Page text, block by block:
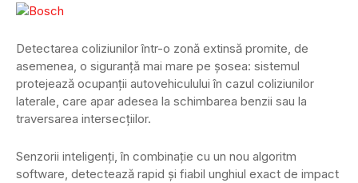
Detectarea coliziunilor într-o zonă extinsă promite, de
asemenea, o siguranță mai mare pe șosea: sistemul
protejează ocupanții autovehiculului în cazul coliziunilor
laterale, care apar adesea la schimbarea benzii sau la
traversarea intersecțiilor.
Senzorii inteligenți, în combinație cu un nou algoritm
software, detectează rapid și fiabil unghiul exact de impact